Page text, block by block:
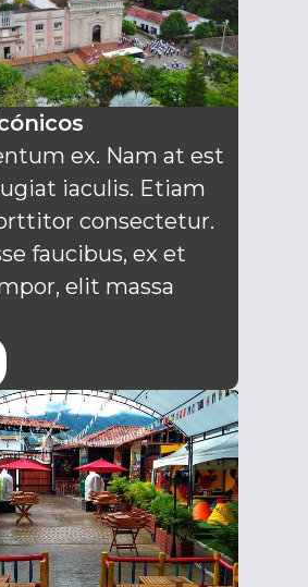
ex. Nam at est
iaculis. Etiam
consectetur.
faucibus, ex et
elit massa